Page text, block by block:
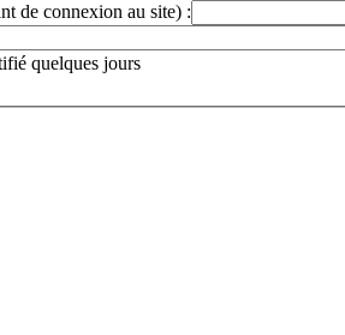
de connexion au site) :
quelques jours